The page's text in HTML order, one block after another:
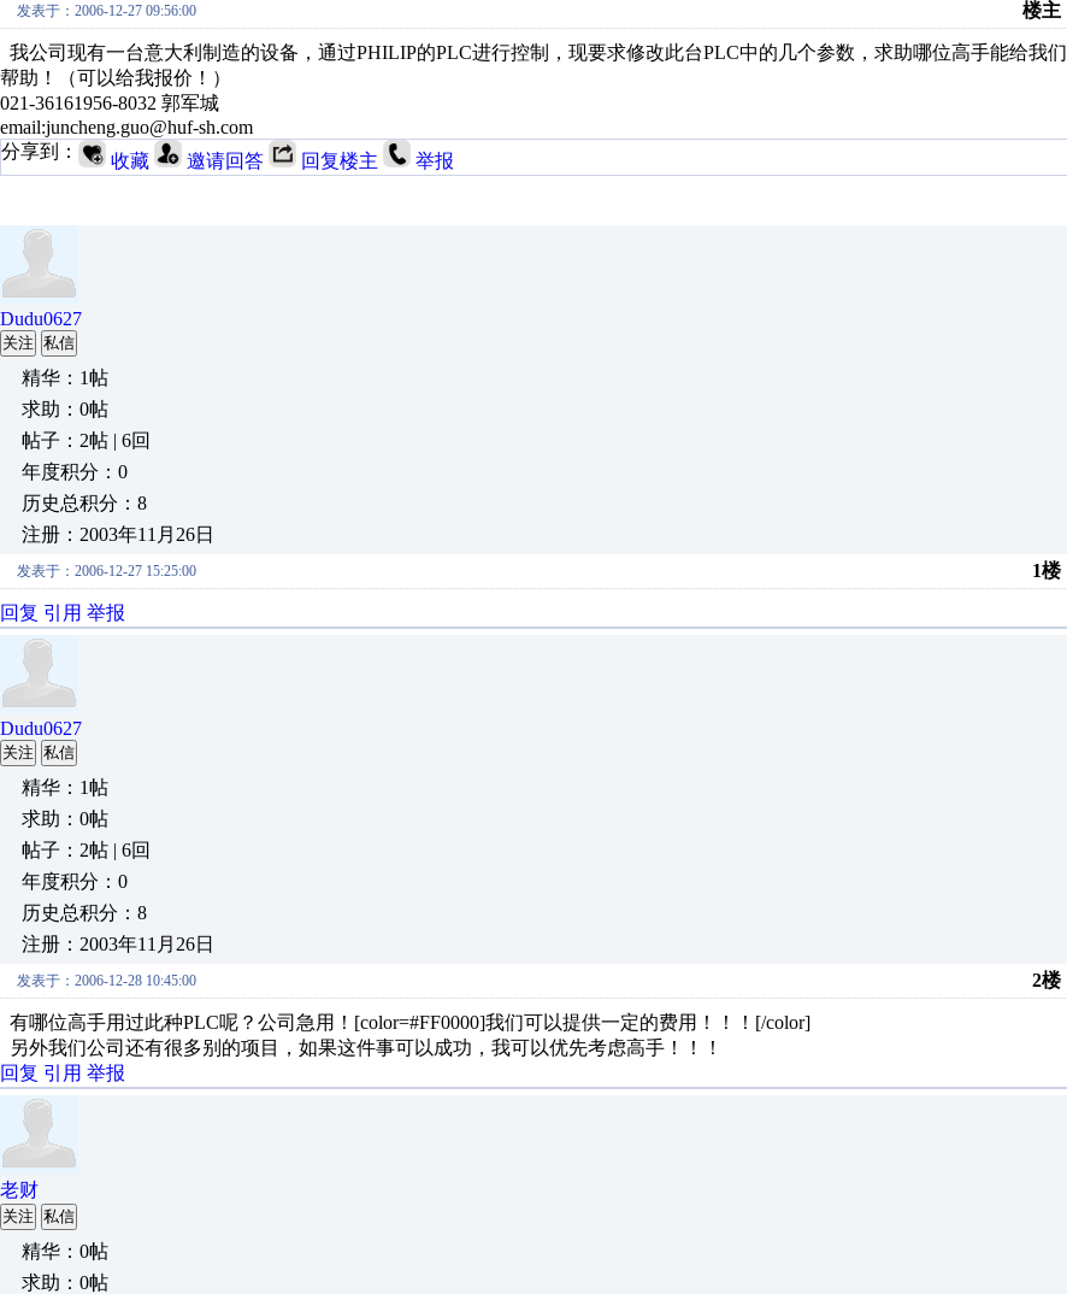
发表于：2006-12-27 09:56:00 楼主
我公司现有一台意大利制造的设备，通过PHILIP的PLC进行控制，现要求修改此台PLC中的几个参数，求助哪位高手能给我们
帮助！（可以给我报价！）
021-36161956-8032 郭军城
email:juncheng.guo@huf-sh.com
分享到：
收藏 邀请回答 回复楼主 举报
Dudu0627
关注 私信
精华：1帖
求助：0帖
帖子：2帖 | 6回
年度积分：0
历史总积分：8
注册：2003年11月26日
发表于：2006-12-27 15:25:00 1楼
回复 引用 举报
Dudu0627
关注 私信
精华：1帖
求助：0帖
帖子：2帖 | 6回
年度积分：0
历史总积分：8
注册：2003年11月26日
发表于：2006-12-28 10:45:00 2楼
有哪位高手用过此种PLC呢？公司急用！[color=#FF0000]我们可以提供一定的费用！！！[/color]
另外我们公司还有很多别的项目，如果这件事可以成功，我可以优先考虑高手！！！
回复 引用 举报
老财
关注 私信
精华：0帖
求助：0帖